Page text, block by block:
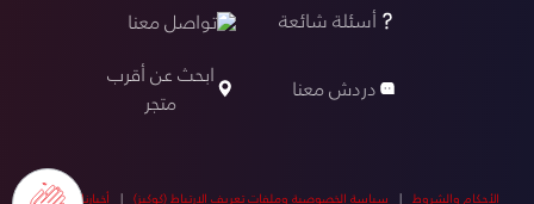
أسئلة شائعة
تواصل معنا
دردش معنا
ابحث عن أقرب
متجر
الأحكام والشروط | سياسة الخصوصية وملفات تعريف الارتباط (كوكيز) | أخبارنا|أخبار